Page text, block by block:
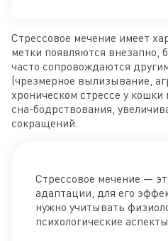
Стрессовое мечение имеет
метки появляются внезапно,
часто сопровождаются
(чрезмерное вылизывание,
хроническом стрессе у
сна-бодрствования,
сокращений.
Стрессовое мечение —
адаптации, для его
нужно учитывать
психологические